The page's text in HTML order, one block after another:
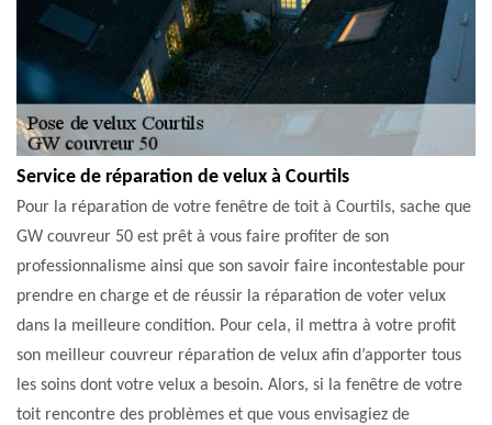
Service de réparation de velux à Courtils
Pour la réparation de votre fenêtre de toit à Courtils, sache que
GW couvreur 50 est prêt à vous faire profiter de son
professionnalisme ainsi que son savoir faire incontestable pour
prendre en charge et de réussir la réparation de voter velux
dans la meilleure condition. Pour cela, il mettra à votre profit
son meilleur couvreur réparation de velux afin d’apporter tous
les soins dont votre velux a besoin. Alors, si la fenêtre de votre
toit rencontre des problèmes et que vous envisagiez de